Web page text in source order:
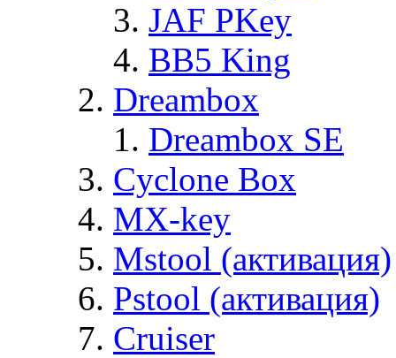
JAF PKey
BB5 King
Dreambox
Dreambox SE
Cyclone Box
MX-key
Mstool (активация)
Pstool (активация)
Cruiser